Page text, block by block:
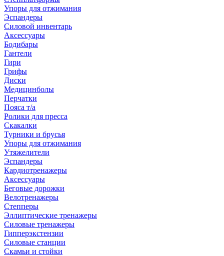
Упоры для отжимания
Эспандеры
Силовой инвентарь
Аксессуары
Бодибары
Гантели
Гири
Грифы
Диски
Медицинболы
Перчатки
Пояса т/а
Ролики для пресса
Скакалки
Турники и брусья
Упоры для отжимания
Утяжелители
Эспандеры
Кардиотренажеры
Аксессуары
Беговые дорожки
Велотренажеры
Степперы
Эллиптические тренажеры
Силовые тренажеры
Гипперэкстензии
Силовые станции
Скамьи и стойки